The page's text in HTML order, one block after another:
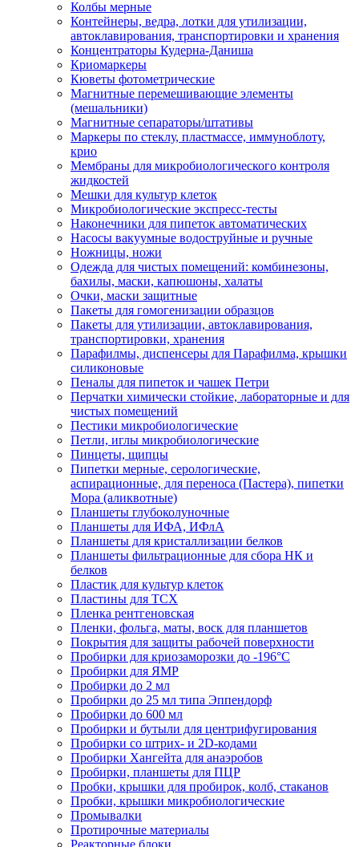
Колбы мерные
Контейнеры, ведра, лотки для утилизации,
автоклавирования, транспортировки и хранения
Концентраторы Кудерна-Даниша
Криомаркеры
Кюветы фотометрические
Магнитные перемешивающие элементы
(мешальники)
Магнитные сепараторы/штативы
Маркеры по стеклу, пластмассе, иммуноблоту,
крио
Мембраны для микробиологического контроля
жидкостей
Мешки для культур клеток
Микробиологические экспресс-тесты
Наконечники для пипеток автоматических
Насосы вакуумные водоструйные и ручные
Ножницы, ножи
Одежда для чистых помещений: комбинезоны,
бахилы, маски, капюшоны, халаты
Очки, маски защитные
Пакеты для гомогенизации образцов
Пакеты для утилизации, автоклавирования,
транспортировки, хранения
Парафилмы, диспенсеры для Парафилма, крышки
силиконовые
Пеналы для пипеток и чашек Петри
Перчатки химически стойкие, лабораторные и для
чистых помещений
Пестики микробиологические
Петли, иглы микробиологические
Пинцеты, щипцы
Пипетки мерные, серологические,
аспирационные, для переноса (Пастера), пипетки
Мора (аликвотные)
Планшеты глубоколуночные
Планшеты для ИФА, ИФлА
Планшеты для кристаллизации белков
Планшеты фильтрационные для сбора НК и
белков
Пластик для культур клеток
Пластины для ТСХ
Пленка рентгеновская
Пленки, фольга, маты, воск для планшетов
Покрытия для защиты рабочей поверхности
Пробирки для криозаморозки до -196°С
Пробирки для ЯМР
Пробирки до 2 мл
Пробирки до 25 мл типа Эппендорф
Пробирки до 600 мл
Пробирки и бутыли для центрифугирования
Пробирки со штрих- и 2D-кодами
Пробирки Хангейта для анаэробов
Пробирки, планшеты для ПЦР
Пробки, крышки для пробирок, колб, стаканов
Пробки, крышки микробиологические
Промывалки
Протирочные материалы
Реакторные блоки